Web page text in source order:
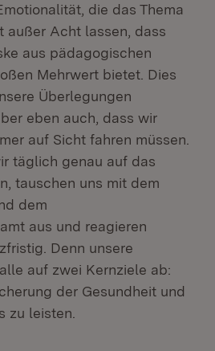
die das Thema
außer Acht lassen, dass
aus pädagogischen
Mehrwert bietet. Dies
Überlegungen
eben auch, dass wir
auf Sicht fahren müssen.
täglich genau auf das
tauschen uns mit dem
dem
aus und reagieren
Denn unsere
auf zwei Kernziele ab:
der Gesundheit und
zu leisten.